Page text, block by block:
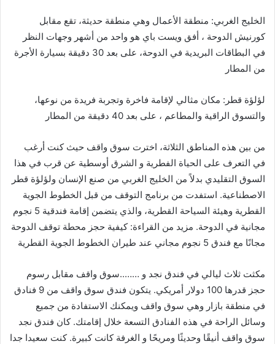
الخليج الغربي: منطقة الأعمال وهي منطقة حديثة، تقع مقابل
كورنيش الدوحة ، أفق ويست باي هو واحد من أشهر وجهات النظر
في البطاقات البريدية في الدوحة، على بعد 30 دقيقة بسيارة الأجرة
من المطار
لؤلؤة قطر: مكان مثالي لإقامة فاخرة وتجربة فريدة من نوعها،
والتسوق الراقية والمطاعم ، على بعد 40 دقيقة من المطار
من بين هذه المناطق الثلاثة، اخترت سوق واقف حيث كنت أرغب
في التعرف على الحياة الفطرية و الشرق أوسطية عن قرب في هذا
السوق التقليدي بدلاً من الخليج الغربي من صنع الإنسان ولؤلؤة قطر
الاصطناعية. استفدت من برنامج التوقف من قبل الخطوط الجوية
القطرية وهيئة السياحة القطرية، والذي يتضمن إقامة فندقية 5 نجوم
مجانية في الدوحة. مزيد من القراءة: كيفية حجز محطة توقف الدوحة
مجانًا مع فندق 5 نجوم مجاني عند طيران الخطوط الجوية القطرية
مكثت ثلاث ليالي في فندق نجد و ……..سوق واقف مقابل رسوم
حجز قدرها 100 دولار أمريكي. يتكون فندق سوق واقف من 9 فنادق
في منطقة بازار وهي سوق واقف ويمكنك الاستفادة من جميع
وسائل الراحة في هذه الفنادق التسعة خلال إقامتك. كان فندق نجد
سوق واقف أنيقًا وحديثًا ومريحًا و الغرفة كانت كبيرة. كنت سعيدا جدا